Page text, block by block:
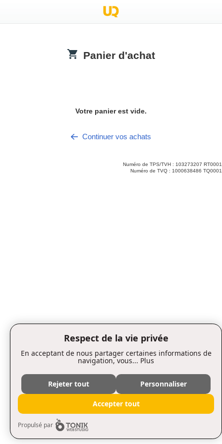
Panier d'achat
Votre panier est vide.
Continuer vos achats
Numéro de TPS/TVH : 103273207 RT0001
Numéro de TVQ : 1000638486 TQ0001
Respect de la vie privée
En acceptant de nous partager certaines informations de
navigation, vous... Plus
Rejeter tout Personnaliser
Accepter tout
Propulsé par